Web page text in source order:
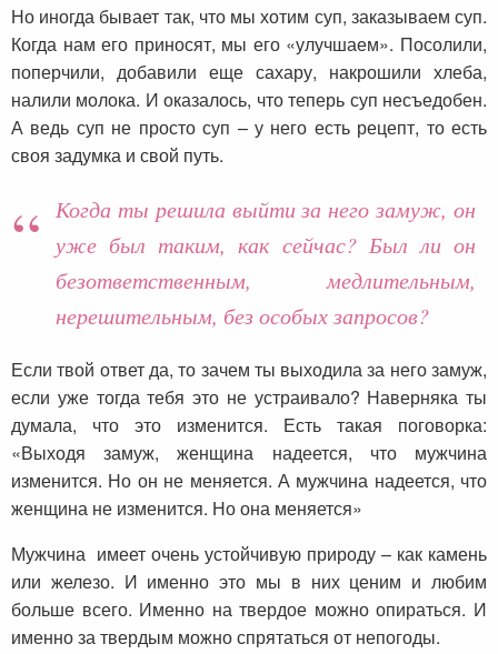
Но иногда бывает так, что мы хотим суп, заказываем суп.
Когда нам его приносят, мы его «улучшаем». Посолили,
поперчили, добавили еще сахару, накрошили хлеба,
налили молока. И оказалось, что теперь суп несъедобен.
А ведь суп не просто суп – у него есть рецепт, то есть
своя задумка и свой путь.
Когда ты решила выйти за него замуж, он
уже был таким, как сейчас? Был ли он
безответственным, медлительным,
нерешительным, без особых запросов?
Если твой ответ да, то зачем ты выходила за него замуж,
если уже тогда тебя это не устраивало? Наверняка ты
думала, что это изменится. Есть такая поговорка:
«Выходя замуж, женщина надеется, что мужчина
изменится. Но он не меняется. А мужчина надеется, что
женщина не изменится. Но она меняется»
Мужчина имеет очень устойчивую природу – как камень
или железо. И именно это мы в них ценим и любим
больше всего. Именно на твердое можно опираться. И
именно за твердым можно спрятаться от непогоды.